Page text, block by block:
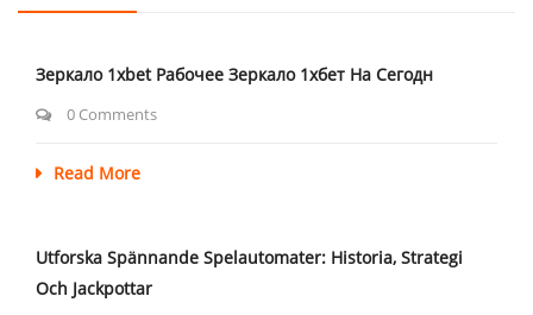
Зеркало 1xbet Рабочее Зеркало 1хбет На Сегодн
0 Comments
Read More
Utforska Spännande Spelautomater: Historia, Strategi
Och Jackpottar